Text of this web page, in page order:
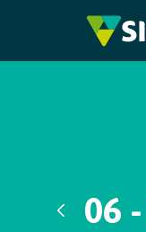
Pular para o
06